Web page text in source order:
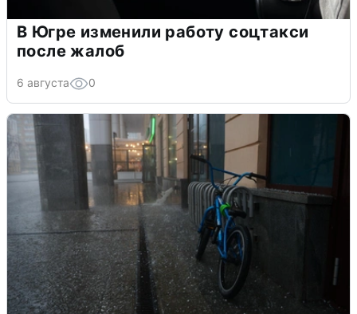
В Югре изменили работу соцтакси
после жалоб
6 августа 0